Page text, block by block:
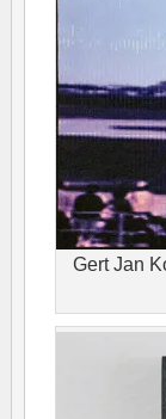
Gert Jan